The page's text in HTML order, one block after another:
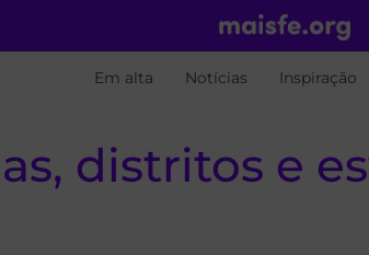
Em alta Notícias Inspiração
distritos e